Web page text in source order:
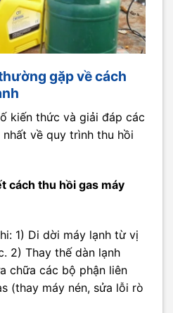
gặp về cách
kiến thức và giải đáp các
về quy trình thu hồi
cách thu hồi gas máy
1) Di dời máy lạnh từ vị
2) Thay thế dàn lạnh
chữa các bộ phận liên
(thay máy nén, sửa lỗi rò